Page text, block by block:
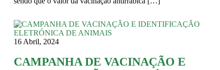
16 Abril, 2024
CAMPANHA DE VACINAÇÃO E